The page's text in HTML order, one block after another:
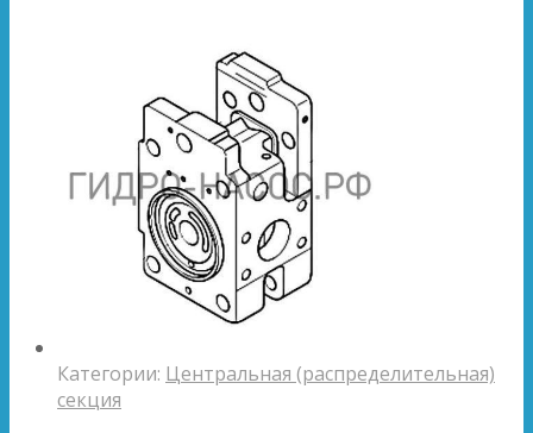
Категории: Центральная (распределительная)
секция